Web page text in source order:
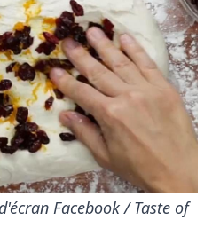
Facebook / Taste of